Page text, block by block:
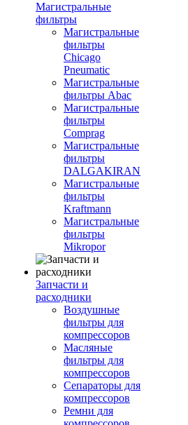
Магистральные
фильтры
Магистральные
фильтры
Chicago
Pneumatic
Магистральные
фильтры Abac
Магистральные
фильтры
Comprag
Магистральные
фильтры
DALGAKIRAN
Магистральные
фильтры
Kraftmann
Магистральные
фильтры
Mikropor
Запчасти и
расходники
Воздушные
фильтры для
компрессоров
Масляные
фильтры для
компрессоров
Сепараторы для
компрессоров
Ремни для